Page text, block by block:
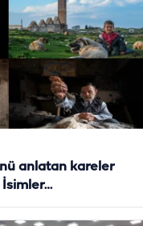
anlatan kareler
İsimler…